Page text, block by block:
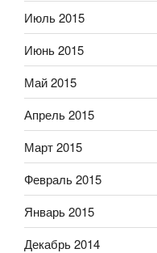
Июль 2015
Июнь 2015
Май 2015
Апрель 2015
Март 2015
Февраль 2015
Январь 2015
Декабрь 2014